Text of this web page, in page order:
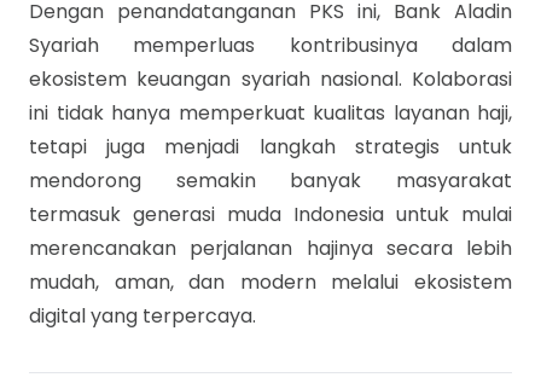
Dengan penandatanganan PKS ini, Bank Aladin
Syariah memperluas kontribusinya dalam
ekosistem keuangan syariah nasional. Kolaborasi
ini tidak hanya memperkuat kualitas layanan haji,
tetapi juga menjadi langkah strategis untuk
mendorong semakin banyak masyarakat
termasuk generasi muda Indonesia untuk mulai
merencanakan perjalanan hajinya secara lebih
mudah, aman, dan modern melalui ekosistem
digital yang terpercaya.